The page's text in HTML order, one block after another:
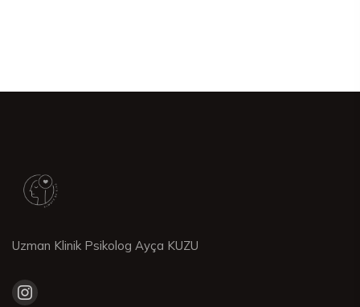
Uzman Klinik Psikolog Ayça KUZU